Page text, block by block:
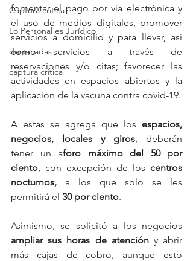
Captura critica
Lo Personal es Jurídico
destacadas
captura critica
fomentar el pago por vía electrónica y
el uso de medios digitales, promover
servicios a domicilio y para llevar, así
como servicios a través de
reservaciones y/o citas; favorecer las
actividades en espacios abiertos y la
aplicación de la vacuna contra covid-19.
A estas se agrega que los espacios,
negocios, locales y giros , deberán
tener un aforo máximo del 50 por
ciento , con excepción de los centros
nocturnos, a los que solo se les
permitirá el 30 por ciento.
ampliar sus horas de atención y abrir
más cajas de cobro, aunque esto